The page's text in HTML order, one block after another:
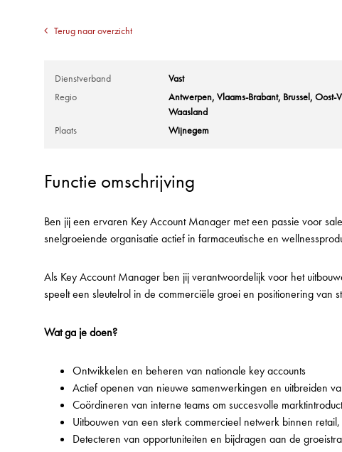
Terug naar overzicht
Dienstverband
Vast
Regio
Antwerpen Vlaams-Brabant Brussel Oost-
Waasland
Plaats
Wijnegem
Functie omschrijving
Ben jij een ervaren Key Account Manager met een passie voor
snelgroeiende organisatie actief in farmaceutische en
Als Key Account Manager ben jij verantwoordelijk voor het
speelt een sleutelrol in de commerciële groei en positionering van
Wat ga je doen?
Ontwikkelen en beheren van nationale key accounts
Actief openen van nieuwe samenwerkingen en uitbreiden
Coördineren van interne teams om succesvolle
Uitbouwen van een sterk commercieel netwerk binnen
Detecteren van opportuniteiten en bijdragen aan de